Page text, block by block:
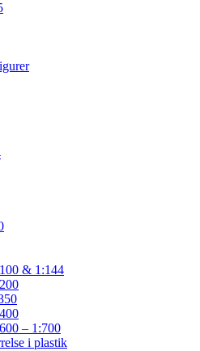
& 1:144
– 1:700
i plastik